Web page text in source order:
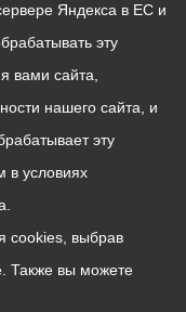
Яндекса в ЕС и
эту
вами сайта,
нашего сайта, и
эту
в условиях
cookies, выбрав
Также вы можете